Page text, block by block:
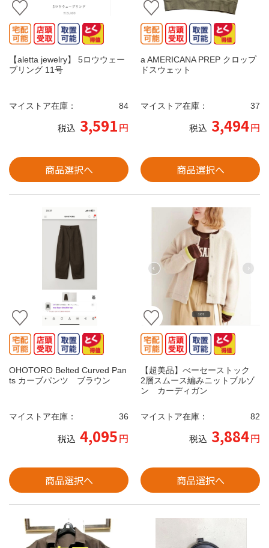
【aletta jewelry】 5ロウウェー
ブリング 11号
マイストア在庫： 84
税込 3,591円
商品選択へ
a AMERICANA PREP クロップ
ドスウェット
マイストア在庫： 37
税込 3,494円
商品選択へ
OHOTORO Belted Curved Pan
ts カーブパンツ ブラウン
マイストア在庫： 36
税込 4,095円
商品選択へ
【超美品】べーセーストック
2層スムース編みニットブルゾ
ン カーディガン
マイストア在庫： 82
税込 3,884円
商品選択へ